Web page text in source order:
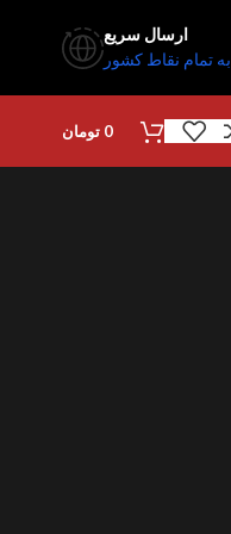
ارسال سریع
به تمام نقاط کشور
0 تومان